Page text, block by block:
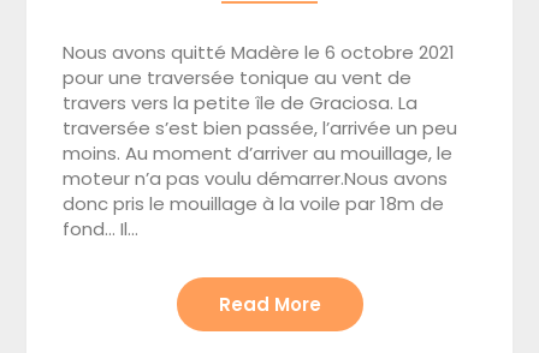
Nous avons quitté Madère le 6 octobre 2021
pour une traversée tonique au vent de
travers vers la petite île de Graciosa. La
traversée s’est bien passée, l’arrivée un peu
moins. Au moment d’arriver au mouillage, le
moteur n’a pas voulu démarrer.Nous avons
donc pris le mouillage à la voile par 18m de
fond… Il…
Read More